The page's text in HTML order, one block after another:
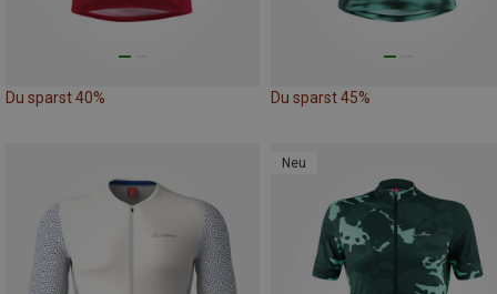
Du sparst 40% Du sparst 45%
Neu